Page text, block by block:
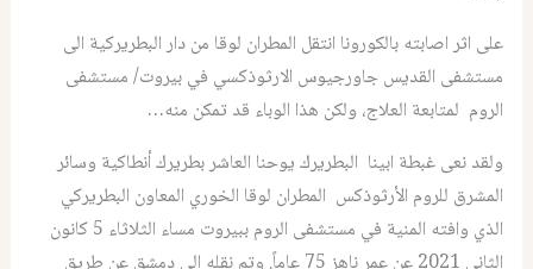
على اثر اصابته بالكورونا انتقل المطران لوقا من دار البطريركية الى
مستشفى القديس جاورجيوس الارثوذكسي في بيروت/ مستشفى
الروم لمتابعة العلاج، ولكن هذا الوباء قد تمكن منه…
ولقد نعى غبطة ابينا البطريرك يوحنا العاشر بطريرك أنطاكية وسائر
المشرق للروم الأرثوذكس المطران لوقا الخوري المعاون البطريركي
الذي وافته المنية في مستشفى الروم ببيروت مساء الثلاثاء 5 كانون